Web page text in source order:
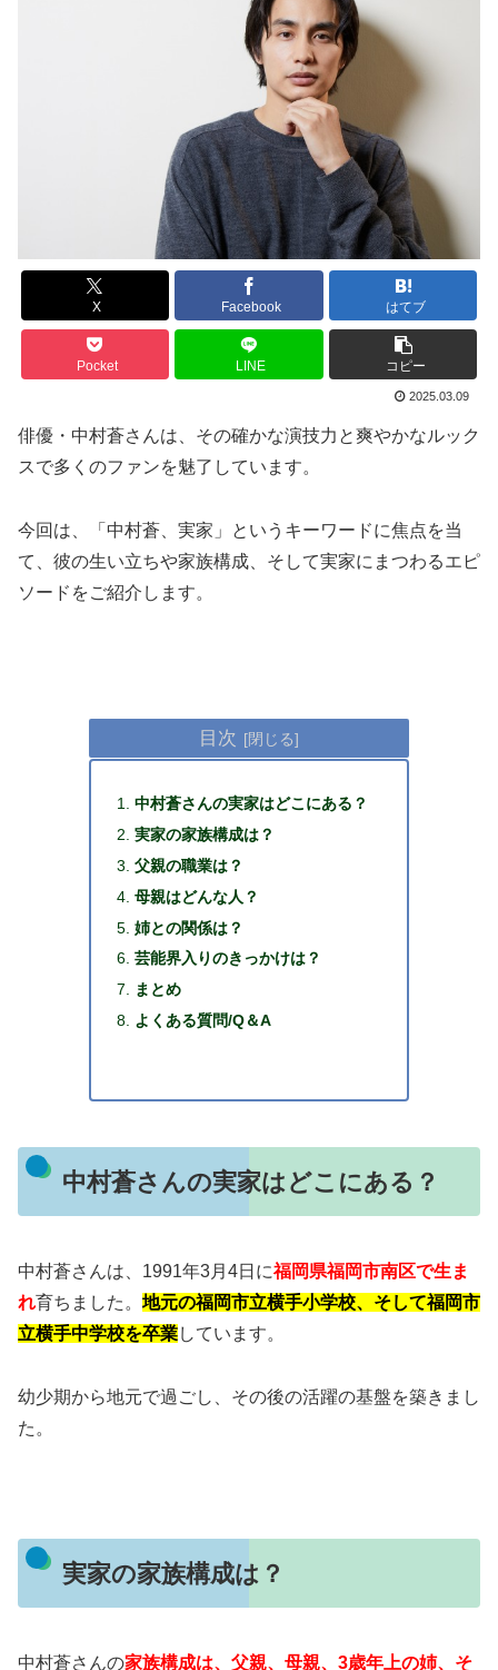
X Facebook はてブ
Pocket LINE コピー
2025.03.09
俳優・中村蒼さんは、その確かな演技力と爽やかなルック
スで多くのファンを魅了しています。
今回は、「中村蒼、実家」というキーワードに焦点を当
て、彼の生い立ちや家族構成、そして実家にまつわるエピ
ソードをご紹介します。
目次
中村蒼さんの実家はどこにある？
実家の家族構成は？
父親の職業は？
母親はどんな人？
姉との関係は？
芸能界入りのきっかけは？
まとめ
よくある質問/Q＆A
中村蒼さんの実家はどこにある？
中村蒼さんは、1991年3月4日に福岡県福岡市南区で生ま
れ育ちました。 地元の福岡市立横手小学校、そして福岡市
立横手中学校を卒業しています。
幼少期から地元で過ごし、その後の活躍の基盤を築きまし
た。
実家の家族構成は？
中村蒼さんの家族構成は、父親、母親、3歳年上の姉、そ